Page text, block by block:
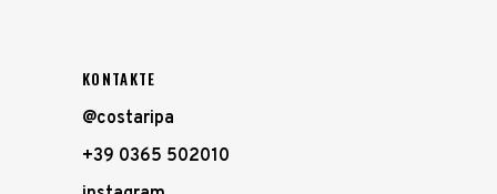
KONTAKTE
@costaripa
+39 0365 502010